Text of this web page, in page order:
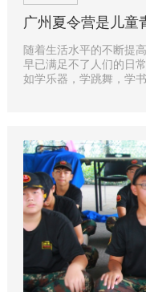
广州夏令营是儿童
随着生活水平的不断提
早已满足不了人们的日
如学乐器，学跳舞，学